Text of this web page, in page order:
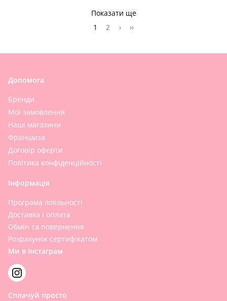
Показати ще
1
2 › ››
Допомога
Бренди
Мої замовлення
Наші магазини
Франшиза
Договір оферти
Політика конфіденційності
Інформація
Програма лояльності
Доставка і оплата
Обмін та повернення
Розрахунок сертифікатом
Ми в Інстаграм
Сплачуй просто